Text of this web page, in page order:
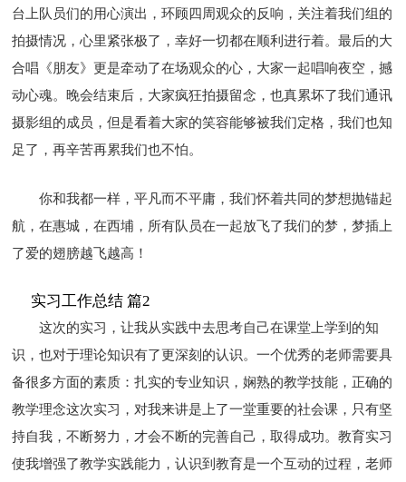
台上队员们的用心演出，环顾四周观众的反响，关注着我们组的
拍摄情况，心里紧张极了，幸好一切都在顺利进行着。最后的大
合唱《朋友》更是牵动了在场观众的心，大家一起唱响夜空，撼
动心魂。晚会结束后，大家疯狂拍摄留念，也真累坏了我们通讯
摄影组的成员，但是看着大家的笑容能够被我们定格，我们也知
足了，再辛苦再累我们也不怕。
你和我都一样，平凡而不平庸，我们怀着共同的梦想抛锚起
航，在惠城，在西埔，所有队员在一起放飞了我们的梦，梦插上
了爱的翅膀越飞越高！
实习工作总结 篇2
这次的实习，让我从实践中去思考自己在课堂上学到的知
识，也对于理论知识有了更深刻的认识。一个优秀的老师需要具
备很多方面的素质：扎实的专业知识，娴熟的教学技能，正确的
教学理念这次实习，对我来讲是上了一堂重要的社会课，只有坚
持自我，不断努力，才会不断的完善自己，取得成功。教育实习
使我增强了教学实践能力，认识到教育是一个互动的过程，老师